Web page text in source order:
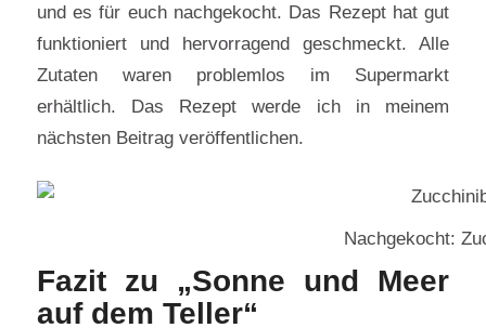
und es für euch nachgekocht. Das Rezept hat gut
funktioniert und hervorragend geschmeckt. Alle
Zutaten waren problemlos im Supermarkt
erhältlich. Das Rezept werde ich in meinem
nächsten Beitrag veröffentlichen.
Nachgekocht:
Fazit zu „Sonne und Meer
auf dem Teller“